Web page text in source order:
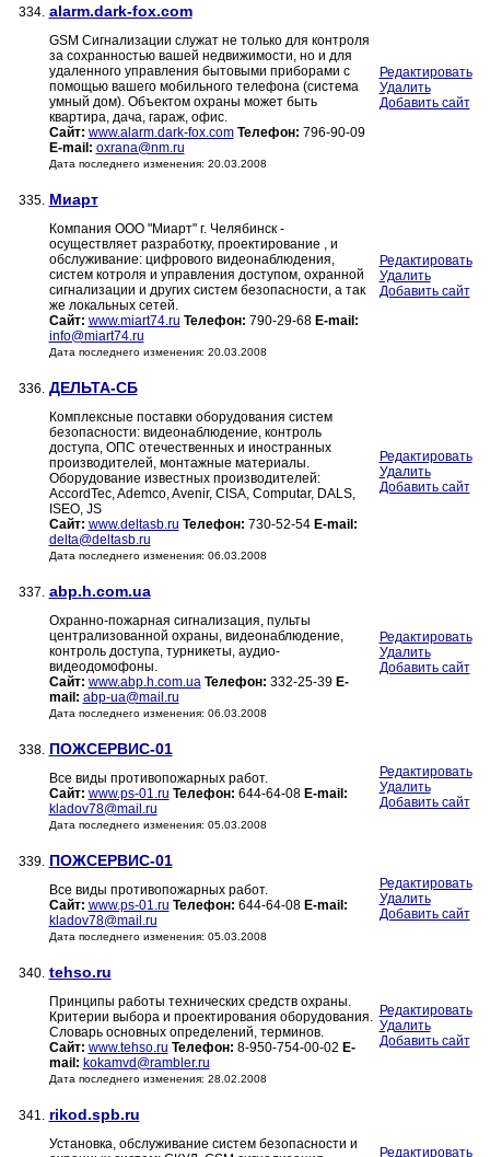
334. alarm.dark-fox.com
GSM Сигнализации служат не только для контроля
за сохранностью вашей недвижимости, но и для
удаленного управления бытовыми приборами с
помощью вашего мобильного телефона (система
умный дом). Объектом охраны может быть
квартира, дача, гараж, офис.
Сайт: www.alarm.dark-fox.com Телефон: 796-90-09
E-mail: oxrana@nm.ru
Дата последнего изменения: 20.03.2008
Редактировать
Удалить
Добавить сайт
335. Миарт
Компания ООО "Миарт" г. Челябинск -
осуществляет разработку, проектирование , и
обслуживание: цифрового видеонаблюдения,
систем котроля и управления доступом, охранной
сигнализации и других систем безопасности, а так
же локальных сетей.
Сайт: www.miart74.ru Телефон: 790-29-68 E-mail:
info@miart74.ru
Дата последнего изменения: 20.03.2008
Редактировать
Удалить
Добавить сайт
336. ДЕЛЬТА-СБ
Комплексные поставки оборудования систем
безопасности: видеонаблюдение, контроль
доступа, ОПС отечественных и иностранных
производителей, монтажные материалы.
Оборудование известных производителей:
AccordTec, Ademco, Avenir, CISA, Computar, DALS,
ISEO, JS
Сайт: www.deltasb.ru Телефон: 730-52-54 E-mail:
delta@deltasb.ru
Дата последнего изменения: 06.03.2008
Редактировать
Удалить
Добавить сайт
337. abp.h.com.ua
Охранно-пожарная сигнализация, пульты
централизованной охраны, видеонаблюдение,
контроль доступа, турникеты, аудио-
видеодомофоны.
Сайт: www.abp.h.com.ua Телефон: 332-25-39 E-
mail: abp-ua@mail.ru
Дата последнего изменения: 06.03.2008
Редактировать
Удалить
Добавить сайт
338. ПОЖСЕРВИС-01
Все виды противопожарных работ.
Сайт: www.ps-01.ru Телефон: 644-64-08 E-mail:
kladov78@mail.ru
Дата последнего изменения: 05.03.2008
Редактировать
Удалить
Добавить сайт
339. ПОЖСЕРВИС-01
Все виды противопожарных работ.
Сайт: www.ps-01.ru Телефон: 644-64-08 E-mail:
kladov78@mail.ru
Дата последнего изменения: 05.03.2008
Редактировать
Удалить
Добавить сайт
340. tehso.ru
Принципы работы технических средств охраны.
Критерии выбора и проектирования оборудования.
Словарь основных определений, терминов.
Сайт: www.tehso.ru Телефон: 8-950-754-00-02 E-
mail: kokamvd@rambler.ru
Дата последнего изменения: 28.02.2008
Редактировать
Удалить
Добавить сайт
341. rikod.spb.ru
Установка, обслуживание систем безопасности и
Редактировать